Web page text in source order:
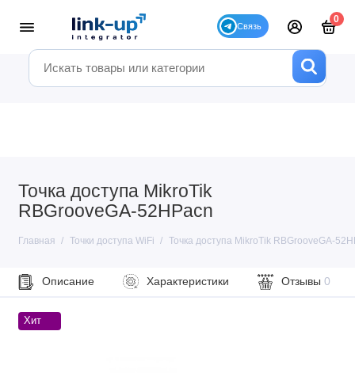
0
Точка доступа MikroTik
RBGrooveGA-52HPacn
Главная Точки доступа WiFi Точка доступа MikroTik RBGrooveGA-
Описание Характеристики Отзывы 0
Хит